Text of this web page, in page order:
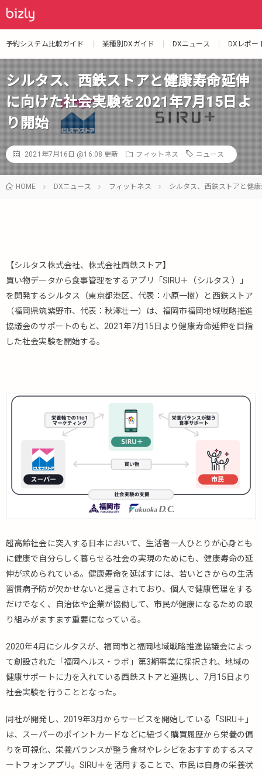
予約システム比較ガイド 業種別DXガイド DXニュース DXレポー
シルタス、西鉄ストアと健康寿命延伸
に向けた社会実験を2021年7月15日よ
り開始
2021年7月16日 @16:08 更新 フィットネス ニュース
HOME DXニュース フィットネス シルタス、西鉄ストアと健
【シルタス株式会社、株式会社西鉄ストア】
買い物データから食事管理をするアプリ「SIRU＋（シルタス ）」
を開発するシルタス（東京都港区、代表：小原一樹）と西鉄ストア
（福岡県筑紫野市、代表：秋澤壮一）は、福岡市福岡地域戦略推進
協議会のサポートのもと、2021年7月15日より健康寿命延伸を目指
した社会実験を開始する。
超高齢社会に突入する日本において、生活者一人ひとりが心身とも
に健康で自分らしく暮らせる社会の実現のためにも、健康寿命の延
伸が求められている。健康寿命を延ばすには、若いときからの生活
習慣病予防が欠かせないと提言されており、個人で健康管理をする
だけでなく、自治体や企業が協働して、市民が健康になるための取
り組みがますます重要になっている。
2020年4月にシルタスが、福岡市と福岡地域戦略推進協議会によっ
て創設された「福岡ヘルス・ラボ」第3期事業に採択され、地域の
健康サポートに力を入れている西鉄ストアと連携し、7月15日より
社会実験を行うこととなった。
同社が開発し、2019年3月からサービスを開始している「SIRU＋」
は、スーパーのポイントカードなどに紐づく購買履歴から栄養の偏
りを可視化、栄養バランスが整う食材やレシピをおすすめするスマ
ートフォンアプリ。SIRU＋を活用することで、市民は自身の栄養状